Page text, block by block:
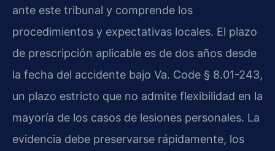
ante este tribunal y comprende los
procedimientos y expectativas locales. El plazo
de prescripción aplicable es de dos años desde
la fecha del accidente bajo Va. Code § 8.01-243,
un plazo estricto que no admite flexibilidad en la
mayoría de los casos de lesiones personales. La
evidencia debe preservarse rápidamente, los